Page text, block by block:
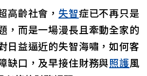
高齡社會， 失智症已不再只是
，而是一場漫長且牽動全家的
日益逼近的失智海嘯，如何客
缺口，及早接住財務與照護風